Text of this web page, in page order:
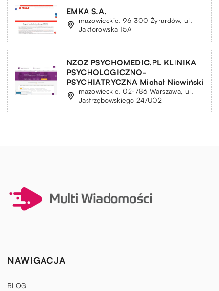
EMKA S.A.
mazowieckie, 96-300 Żyrardów, ul.
Jaktorowska 15A
NZOZ PSYCHOMEDIC.PL KLINIKA
PSYCHOLOGICZNO-
PSYCHIATRYCZNA Michał Niewiński
mazowieckie, 02-786 Warszawa, ul.
Jastrzębowskiego 24/U02
NAWIGACJA
BLOG